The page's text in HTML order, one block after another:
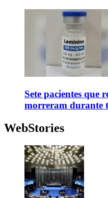
Sete pacientes que
morreram durante
WebStories